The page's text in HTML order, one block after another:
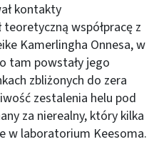
kontakty
współpracę z
Kamerlingha Onnesa, w
tam powstały jego
zbliżonych do zera
zestalenia helu pod
za nierealny, który kilka
w laboratorium Keesoma.